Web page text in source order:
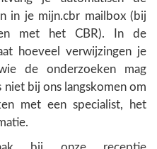
in je mijn.cbr mailbox (bij
met het CBR). In de
hoeveel verwijzingen je
de onderzoeken mag
niet bij ons langskomen om
met een specialist, het